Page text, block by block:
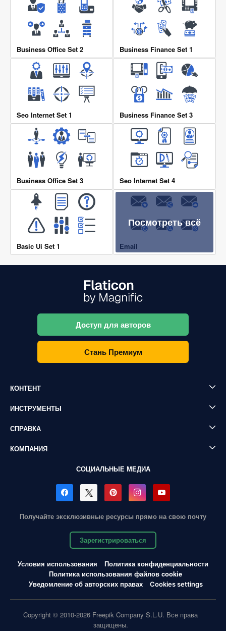
Business Office Set 2 Business Finance Set 1
Seo Internet Set 1 Business Finance Set 3
Business Office Set 3 Seo Internet Set 4
Basic Ui Set 1
Посмотреть всё
Email
Доступ для авторов
Стань Премиум
КОНТЕНТ
ИНСТРУМЕНТЫ
СПРАВКА
КОМПАНИЯ
СОЦИАЛЬНЫЕ МЕДИА
Получайте эксклюзивные ресурсы прямо на свою почту
Зарегистрироваться
Условия использования
Политика конфиденциальности
Политика использования файлов cookie
Уведомление об авторских правах
Cookies settings
Copyright © 2010-2026 Freepik Company S.L.U. Все права
защищены.